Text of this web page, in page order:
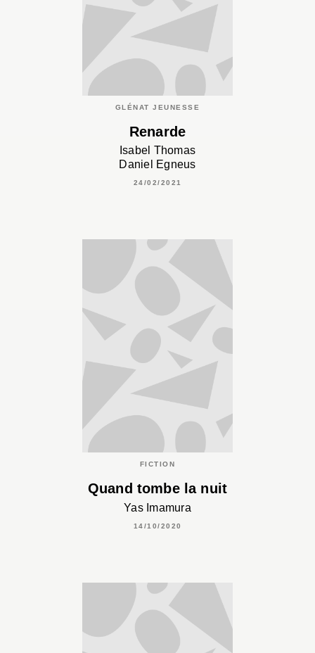
GLÉNAT JEUNESSE
Renarde
Isabel Thomas
Daniel Egneus
24/02/2021
FICTION
Quand tombe la nuit
Yas Imamura
14/10/2020